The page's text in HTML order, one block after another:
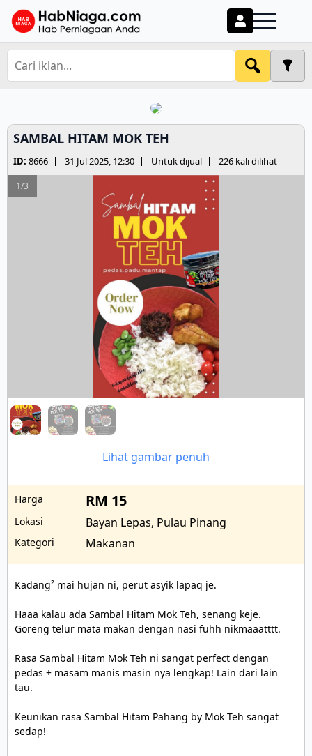
SAMBAL HITAM MOK TEH
ID: 8666 31 Jul 2025, 12:30 Untuk dijual 226 kali dilihat
1/3
Lihat gambar penuh
Harga RM 15
Lokasi Bayan Lepas, Pulau Pinang
Kategori Makanan
Kadang² mai hujan ni, perut asyik lapaq je.
Haaa kalau ada Sambal Hitam Mok Teh, senang keje.
Goreng telur mata makan dengan nasi fuhh nikmaaatttt.
Rasa Sambal Hitam Mok Teh ni sangat perfect dengan
pedas + masam manis masin nya lengkap! Lain dari lain
tau.
Keunikan rasa Sambal Hitam Pahang by Mok Teh sangat
sedap!